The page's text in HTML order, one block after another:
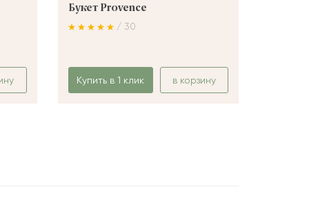
Букет Provence
/ 30
Купить в 1 клик в корзину